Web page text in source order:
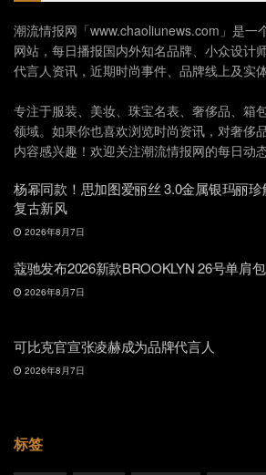
潮流情报网「www.chaoliunews.com」是一
网站，每日播报国内外知名品牌、小众设计
代言人资讯，近期时尚事件、品牌线上及实
专注于服装、美妆、珠宝名表、奢侈品、箱
领域。如果你也喜欢浏览时尚资讯，对奢侈
内容感兴趣！欢迎关注潮流情报网的每日动态
杨幂同款！思加图爱丽丝 3.0金属银玛丽珍
复古新风
2026年8月7日
蔻驰发布2026新款BROOKLYN 26号单肩包
2026年8月7日
可比克官宣张凌赫成为品牌代言人
2026年8月7日
标签